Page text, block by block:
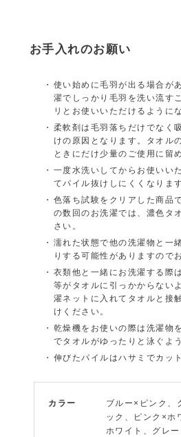
お手入れのお願い
使い始めに毛羽が出る場合が
濯でしっかり毛羽を洗い流す
リとお使いいただけるように
柔軟剤は毛羽落ちだけでなく
けの原因となります。タオル
ときにだけ少量のご使用に留
一度水洗いしてからお使いい
てパイル抜けしにくくなります
色落ち試験をクリアした商品
の数回のお洗濯では、濃色タ
さい。
濡れた状態で他の洗濯物と一
りする可能性がありますので
衣類他と一緒にお洗濯する際
等がタオルに引っかからない
濯ネットに入れてタオルと接
けください。
乾燥機をお使いの際は洗濯物
でタオルがゆったりと泳ぐよ
伸びたパイルはハサミでカッ
カラー
ブルー×ピンク、
ック、ピンク×ホ
ホワイト、グレ